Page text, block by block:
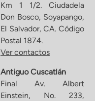
Km 1 1/2. Ciudadela
Don Bosco, Soyapango,
El Salvador, CA. Código
Postal 1874.
Ver contactos
Antiguo Cuscatlán
Final Av. Albert
Einstein, No. 233,